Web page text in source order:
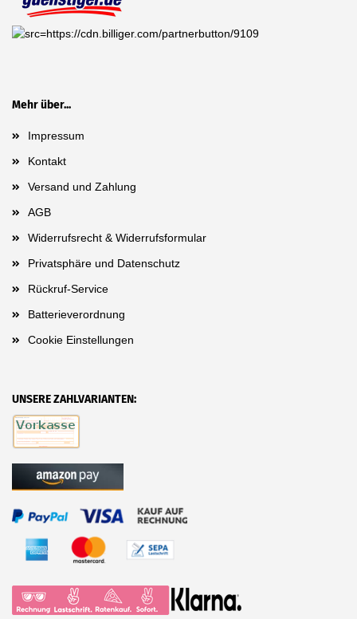
Mehr über...
Impressum
Kontakt
Versand und Zahlung
AGB
Widerrufsrecht & Widerrufsformular
Privatsphäre und Datenschutz
Rückruf-Service
Batterieverordnung
Cookie Einstellungen
UNSERE ZAHLVARIANTEN: